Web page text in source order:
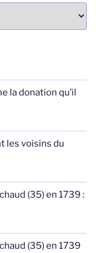
la donation qu’il
les voisins du
(35) en 1739 :
(35) en 1739